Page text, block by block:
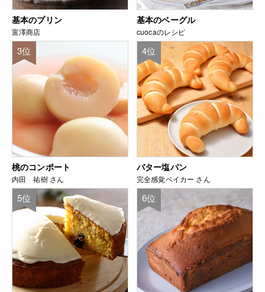
基本のプリン
富澤商店
基本のベーグル
cuocaのレシピ
3位
桃のコンポート
内田 祐樹 さん
4位
バター塩パン
完全感覚ベイカー さん
5位 6位